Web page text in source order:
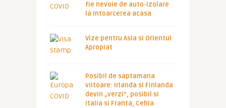
fie nevoie de auto-izolare
la intoarcerea acasa
Vize pentru Asia si Orientul
Apropiat
Posibil de saptamana
viitoare: Irlanda si Finlanda
devin „verzi”, posibil si
Italia si Franta, Cehia